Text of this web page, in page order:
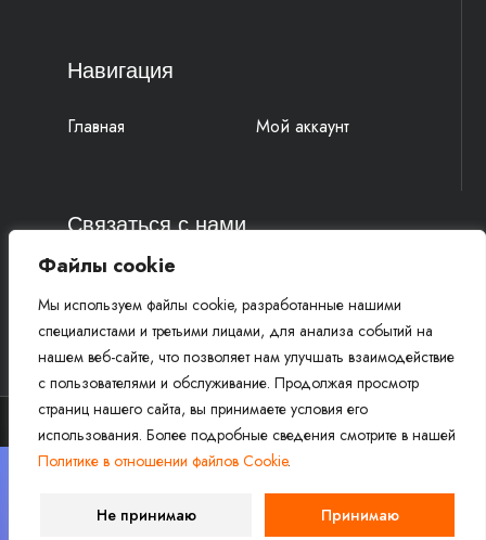
Файлы cookie
Мы используем файлы cookie, разработанные нашими
специалистами и третьими лицами, для анализа событий на
нашем веб-сайте, что позволяет нам улучшать взаимодействие
с пользователями и обслуживание. Продолжая просмотр
страниц нашего сайта, вы принимаете условия его
использования. Более подробные сведения смотрите в нашей
Политике в отношении файлов Cookie.
Не принимаю Принимаю
Навигация
Главная Мой аккаунт
Связаться с нами
4k-parts@mail.ru
+7 (977) 777 91 19 Василий
+7 (961) 815 52 58 Михаил
Copyright © 2026 Магазин запчастей для эндуро
Внимание! Для не оплаченных заказов резерв товаров